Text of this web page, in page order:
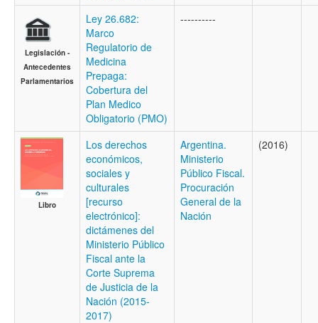
Legislación -
Antecedentes
Parlamentarios
Ley 26.682:
Marco
Regulatorio de
Medicina
Prepaga:
Cobertura del
Plan Medico
Obligatorio (PMO)
----------
Libro
Los derechos
económicos,
sociales y
culturales
[recurso
electrónico]:
dictámenes del
Ministerio Público
Fiscal ante la
Corte Suprema
de Justicia de la
Nación (2015-
2017)
Argentina.
Ministerio
Público Fiscal.
Procuración
General de la
Nación
(2016)